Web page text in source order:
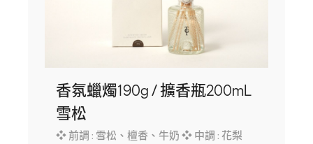
香氛蠟燭190g / 擴香瓶200mL
雪松
❖ 前調 : 雪松、檀香、牛奶 ❖ 中調 : 花梨